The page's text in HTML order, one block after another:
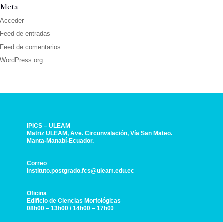
Meta
Acceder
Feed de entradas
Feed de comentarios
WordPress.org
IPICS – ULEAM
Matriz ULEAM, Ave. Circunvalación, Vía San Mateo.
Manta-Manabí-Ecuador.
Correo
instituto.postgrado.fcs@uleam.edu.ec
Oficina
Edificio de Ciencias Morfológicas
08h00 – 13h00 / 14h00 – 17h00